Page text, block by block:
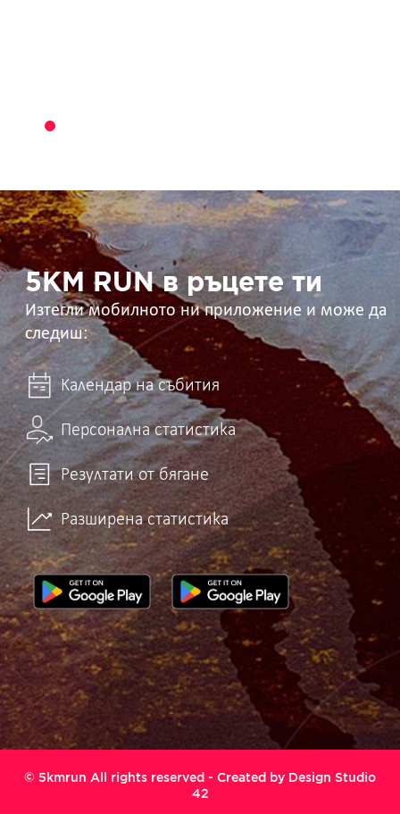
5KM
RUN
в
ръцете
ти 5KM RUN в ръцете ти
Изтегли мобилното ни приложение и може да
следиш:
Календар на събития
Персонална статистика
Резултати от бягане
Разширена статистика
© 5kmrun All rights reserved - Created by Design Studio
42